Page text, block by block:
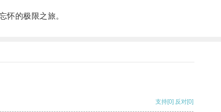
的极限之旅。
支持[0] 反对[0]